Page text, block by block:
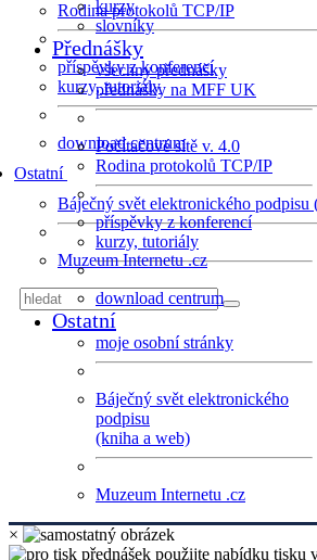
Rodina protokolů TCP/IP
příspěvky z konferencí
kurzy, tutoriály
download centrum
Ostatní
Báječný svět elektronického podpisu
Muzeum Internetu .cz
kurzy
slovníky
Přednášky
všechny přednášky
přednášky na MFF UK
Počítačové sítě v. 4.0
Rodina protokolů TCP/IP
příspěvky z konferencí
kurzy, tutoriály
download centrum
Ostatní
moje osobní stránky
Báječný svět elektronického
podpisu
(kniha a web)
Muzeum Internetu .cz
×